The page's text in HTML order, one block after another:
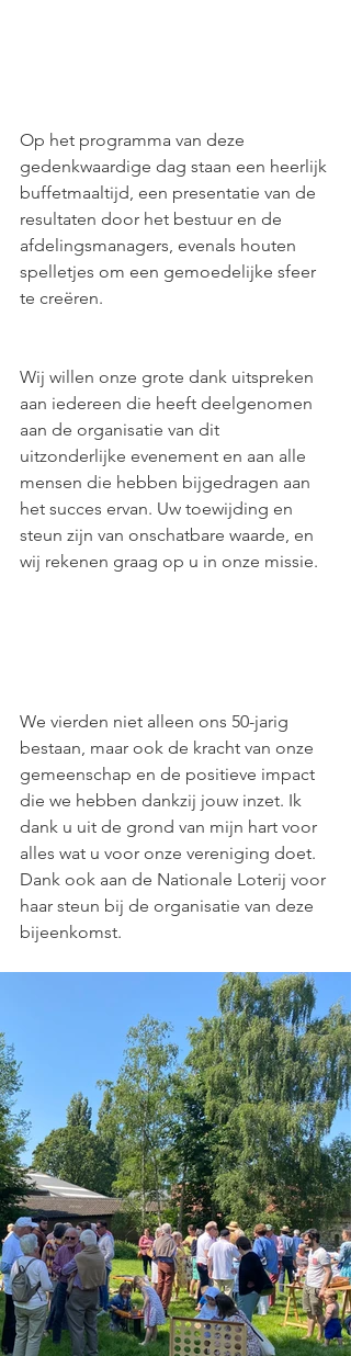
Op het programma van deze
gedenkwaardige dag staan ​​een heerlijk
buffetmaaltijd, een presentatie van de
resultaten door het bestuur en de
afdelingsmanagers, evenals houten
spelletjes om een ​​gemoedelijke sfeer
te creëren.
Wij willen onze grote dank uitspreken
aan iedereen die heeft deelgenomen
aan de organisatie van dit
uitzonderlijke evenement en aan alle
mensen die hebben bijgedragen aan
het succes ervan. Uw toewijding en
steun zijn van onschatbare waarde, en
wij rekenen graag op u in onze missie.
We vierden niet alleen ons 50-jarig
bestaan, maar ook de kracht van onze
gemeenschap en de positieve impact
die we hebben dankzij jouw inzet. Ik
dank u uit de grond van mijn hart voor
alles wat u voor onze vereniging doet.
Dank ook aan de Nationale Loterij voor
haar steun bij de organisatie van deze
bijeenkomst.